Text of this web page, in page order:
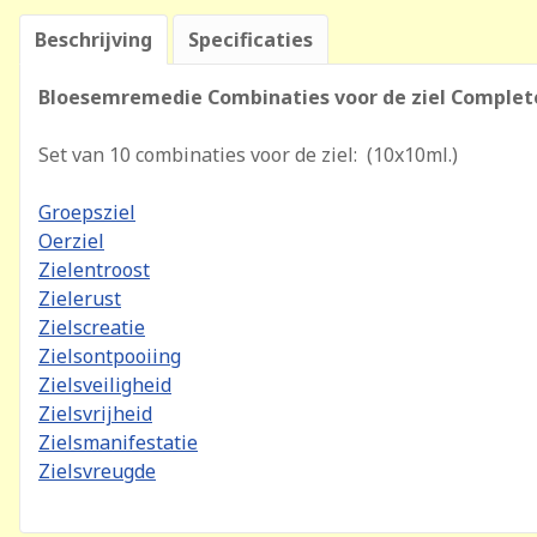
Beschrijving Specificaties
Bloesemremedie Combinaties voor de ziel
Set van 10 combinaties voor de ziel: (10x10ml.)
Groepsziel
Oerziel
Zielentroost
Zielerust
Zielscreatie
Zielsontpooiing
Zielsveiligheid
Zielsvrijheid
Zielsmanifestatie
Zielsvreugde